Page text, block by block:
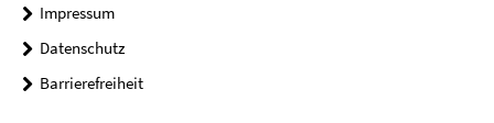
Impressum
Datenschutz
Barrierefreiheit